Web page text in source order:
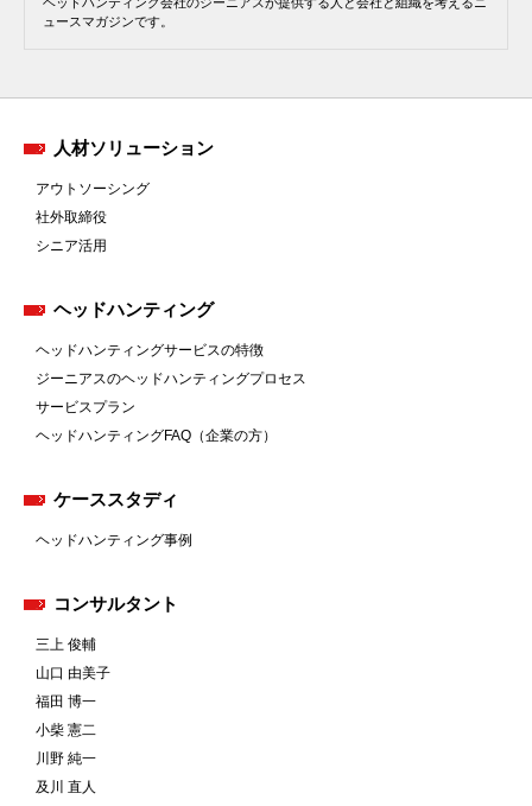
ュースマガジンです。
人材ソリューション
アウトソーシング
社外取締役
シニア活用
ヘッドハンティング
ヘッドハンティングサービスの特徴
ジーニアスのヘッドハンティングプロセス
サービスプラン
ヘッドハンティングFAQ（企業の方）
ケーススタディ
ヘッドハンティング事例
コンサルタント
三上 俊輔
山口 由美子
福田 博一
小柴 憲二
川野 純一
及川 直人